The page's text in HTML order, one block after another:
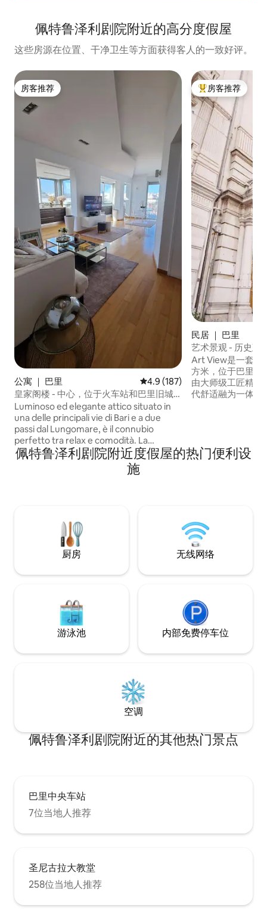
佩特鲁泽利剧院附近的高分度假屋
这些房源在位置、干净卫生等方面获得客人的一致好评。
房客推荐
房客推荐
公寓 ｜ 巴里 平均评分 4.9 分（满分 5 分），
4.9 (187)
皇家阁楼 - 中心，位于火车站和巴里旧城
区之间
Luminoso ed elegante attico situato in
una delle principali vie di Bari e a due
passi dal Lungomare, è il connubio
perfetto tra relax e comodità. La
posizione strategica della struttura vi
consentirà di raggiungere con facilità
ogni punto d’interesse della città e di
ambite mete della Puglia
(Polignano,Monopoli ,Alberobello…) sarà
semplice e comodo !
热门「房客推荐」
房客推荐
民居 ｜ 巴里
艺术景观 - 历史建
Art View是一套时
方米，位于巴里市
由大师级工匠精心
代舒适融为一体。
地道风情。 Art
施，是精致而难忘
佩特鲁泽利剧院附近度假屋的热门便利设
施
厨房 无线网络
游泳池 内部免费停车位
空调
佩特鲁泽利剧院附近的其他热门景点
巴里中央车站
7位当地人推荐
圣尼古拉大教堂
258位当地人推荐